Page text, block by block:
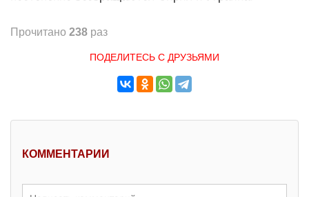
Прочитано 238 раз
ПОДЕЛИТЕСЬ С ДРУЗЬЯМИ
КОММЕНТАРИИ